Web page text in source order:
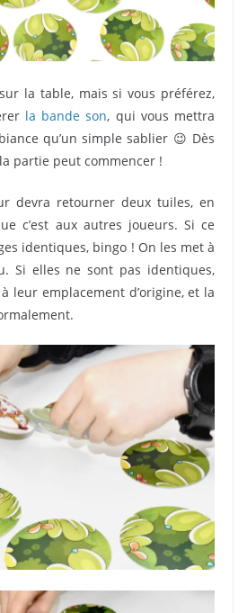
la table, mais si vous préférez,
la bande son, qui vous mettra
qu’un simple sablier 😉 Dès
partie peut commencer !
devra retourner deux tuiles, en
c’est aux autres joueurs. Si ce
identiques, bingo ! On les met à
Si elles ne sont pas identiques,
leur emplacement d’origine, et la